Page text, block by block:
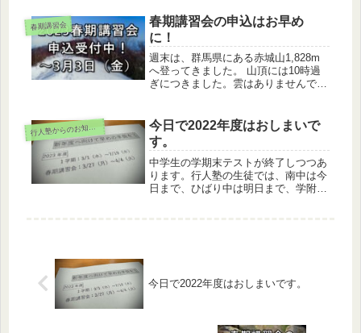
季節でもあります。さて今回は、講習
会とは無関係ですが中学生勉強室のペ
ー...
春期講習会
春期講習会の申込はお早め
に！
週末は、群馬県にある赤城山1,828m
へ登ってきました。 山頂には10時過
ぎにつきました。雲はありませんでし
さて、再度のお知らせになりますが、
行人塾では2023年3月27日（月）～4
月4日（火）の期間で春期講習会を開
講します。
行
人塾からのお知らせ
今日で2022年度はおしまいで
す。
中学生の学期末テストが終了しつつあ
ります。行人塾の生徒では、南中は今
日まで、ひばり中は明日まで、学附国
います。
今日で2022年度はおしまいです。